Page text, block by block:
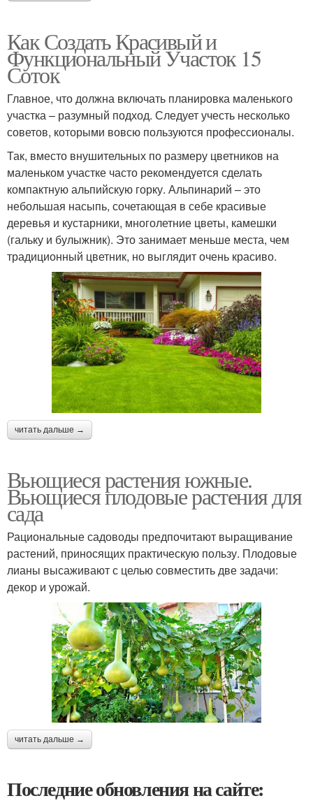
Как Создать Красивый и
Функциональный Участок 15
Соток
Главное, что должна включать планировка маленького
участка – разумный подход. Следует учесть несколько
советов, которыми вовсю пользуются профессионалы.
Так, вместо внушительных по размеру цветников на
маленьком участке часто рекомендуется сделать
компактную альпийскую горку. Альпинарий – это
небольшая насыпь, сочетающая в себе красивые
деревья и кустарники, многолетние цветы, камешки
(гальку и булыжник). Это занимает меньше места, чем
традиционный цветник, но выглядит очень красиво.
читать дальше →
Вьющиеся растения южные.
Вьющиеся плодовые растения для
сада
Рациональные садоводы предпочитают выращивание
растений, приносящих практическую пользу. Плодовые
лианы высаживают с целью совместить две задачи:
декор и урожай.
читать дальше →
Последние обновления на сайте: